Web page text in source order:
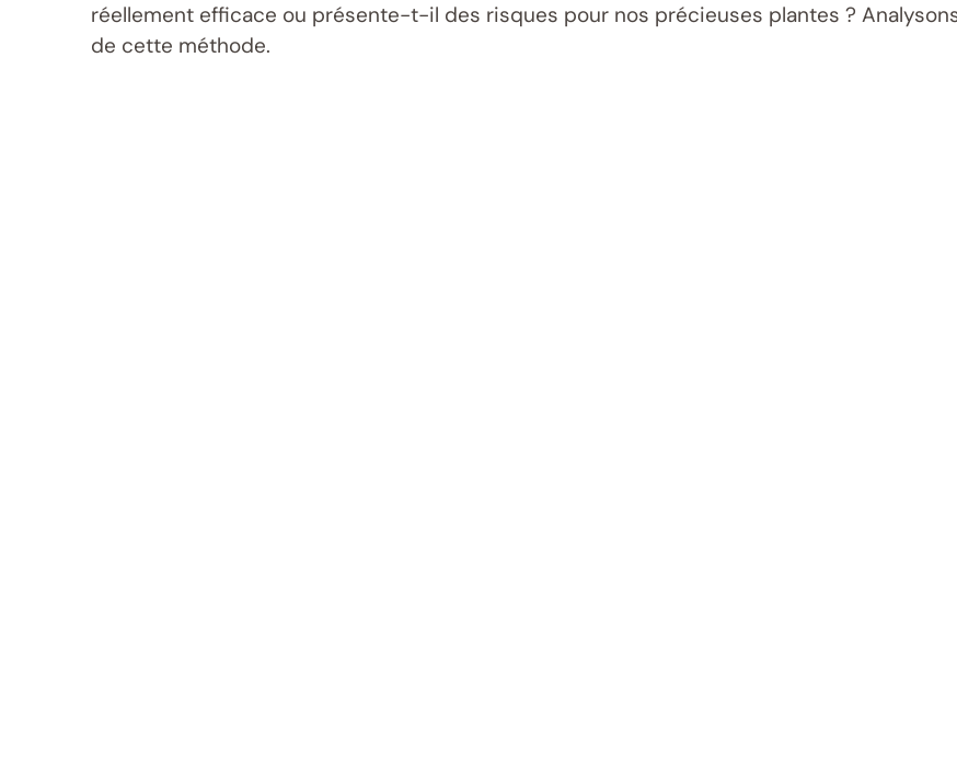
réellement efficace ou présente-t-il des risques pour nos précieuses plantes ?
de cette méthode.